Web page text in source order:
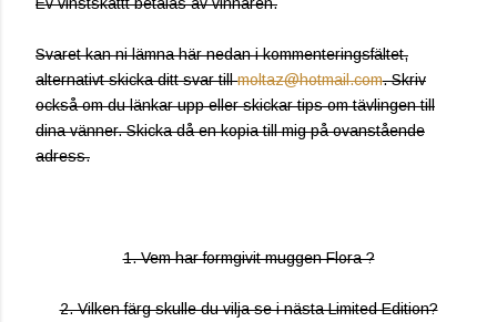
Ev vinstskattt betalas av vinnaren.
Svaret kan ni lämna här nedan i kommenteringsfältet,
alternativt skicka ditt svar tillmoltaz@hotmail.com. Skriv
också om du länkar upp eller skickar tips om tävlingen till
dina vänner. Skicka då en kopia till mig på ovanstående
adress.
1. Vem har formgivit muggen Flora ?
2. Vilken färg skulle du vilja se i nästa Limited Edition?